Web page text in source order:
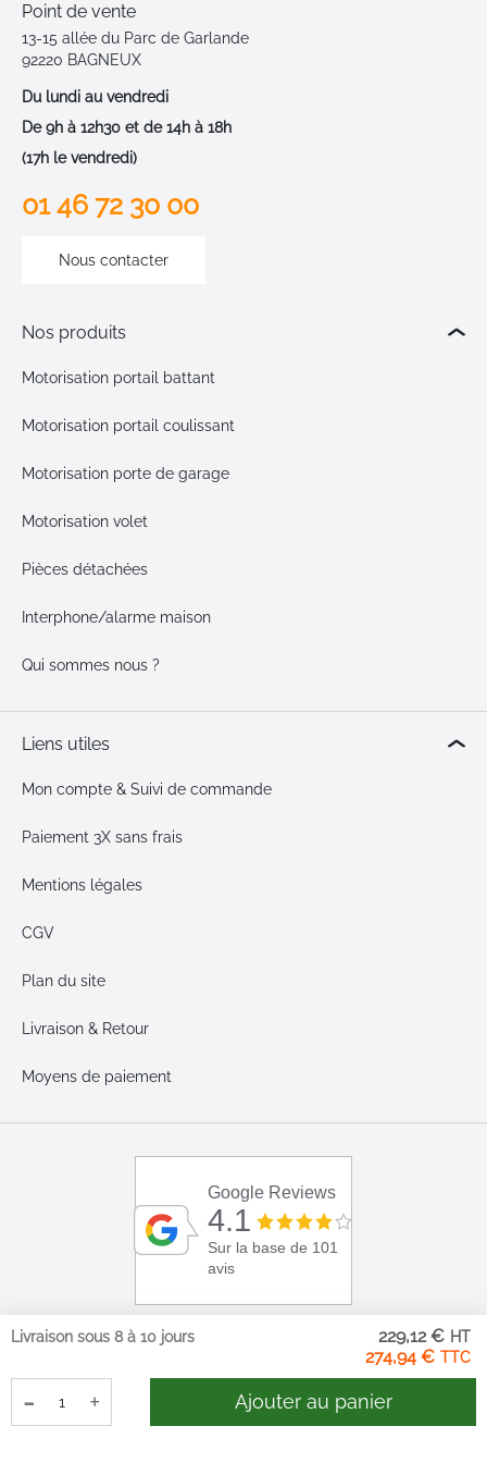
274,94 €
229,12 €
Livraison sous 8 à 10 jours
- + Ajouter au panier
Point de vente
13-15 allée du Parc de Garlande
92220 BAGNEUX
Du lundi au vendredi
De 9h à 12h30 et de 14h à 18h
(17h le vendredi)
01 46 72 30 00
Nous contacter
Nos produits
Motorisation portail battant
Motorisation portail coulissant
Motorisation porte de garage
Motorisation volet
Pièces détachées
Interphone/alarme maison
Qui sommes nous ?
Liens utiles
Mon compte & Suivi de commande
Paiement 3X sans frais
Mentions légales
CGV
Plan du site
Livraison & Retour
Moyens de paiement
Google Reviews
4.1
Sur la base de 101
avis